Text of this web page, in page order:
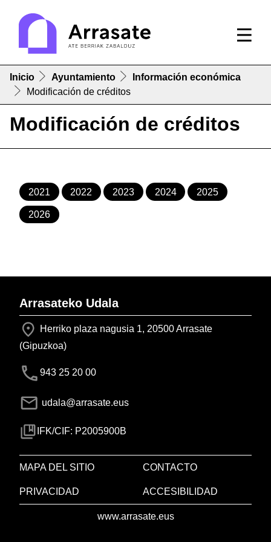
Inicio Ayuntamiento
Información económica
Modificación de créditos
Modificación de créditos
2021 2022 2023 2024 2025
2026
Arrasateko Udala
Herriko plaza nagusia 1, 20500 Arrasate
(Gipuzkoa)
943 25 20 00
udala@arrasate.eus
IFK/CIF: P2005900B
MAPA DEL SITIO CONTACTO
PRIVACIDAD ACCESIBILIDAD
www.arrasate.eus